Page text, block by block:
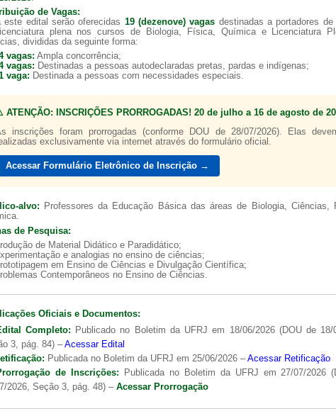
de Vagas:
este edital serão oferecidas 19 (dezenove) vagas destinadas a portadores de
plena nos cursos de Biologia, Física, Química e Licenciatura
divididas da seguinte forma:
vagas: Ampla concorrência;
vagas: Destinadas a pessoas autodeclaradas pretas, pardas e indígenas;
vaga: Destinada a pessoas com necessidades especiais.
ATENÇÃO: INSCRIÇÕES PRORROGADAS! 20 de julho a 16 de agosto de
inscrições foram prorrogadas (conforme DOU de 28/07/2026). Elas
exclusivamente via internet através do formulário oficial.
Acessar Formulário Eletrônico de Inscrição →
alvo: Professores da Educação Básica das áreas de Biologia, Ciências,
de Pesquisa:
de Material Didático e Paradidático;
e analogias no ensino de ciências;
em Ensino de Ciências e Divulgação Científica;
Contemporâneos no Ensino de Ciências.
Oficiais e Documentos:
Completo: Publicado no Boletim da UFRJ em 18/06/2026 (DOU de 18/
3, pág. 84) –Acessar Edital
Publicada no Boletim da UFRJ em 25/06/2026 –Acessar Retificação
de Inscrições: Publicada no Boletim da UFRJ em 27/07/2026
2026, Seção 3, pág. 48) – Acessar Prorrogação
https://www.youtube.com/channel/